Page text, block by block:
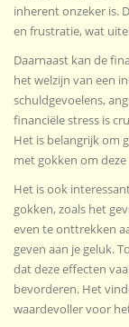
inherent onzeker is.
en frustratie, wat
Daarnaast kan de
het welzijn van een
schuldgevoelens,
financiële stress is
Het is belangrijk om
met gokken om
Het is ook
gokken, zoals het
even te onttrekken
geven aan je geluk.
dat deze effecten
bevorderen. Het
waardevoller voor